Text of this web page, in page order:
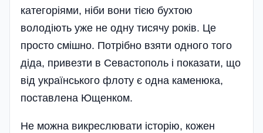
категоріями, ніби вони тією бухтою
володіють уже не одну тисячу років. Це
просто смішно. Потрібно взяти одного того
діда, привезти в Севастополь і показати, що
від українського флоту є одна каменюка,
поставлена Ющенком.
Не можна викреслювати історію, кожен